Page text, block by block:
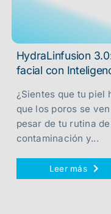
HydraLinfusion
facial con
¿Sientes que tu piel
que los poros se
pesar de tu rutina
contaminación y...
Leer más